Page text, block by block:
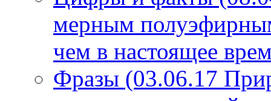
мерным
чем в настоящее
Фразы (03.06.17